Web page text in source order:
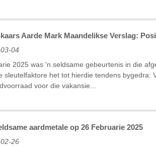
Aarde Mark Maandelikse Verslag:
04
2025 was 'n seldsame gebeurtenis in die
sleutelfaktore het tot hierdie tendens
voor die vakansie...
aardmetale op 26 Februarie 2025
26